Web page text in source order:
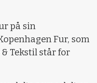
på sin
Fur, som
Tekstil står for